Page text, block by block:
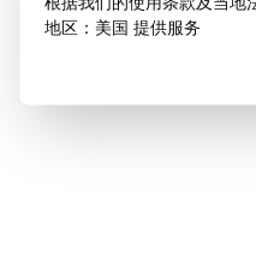
地区：美国 提供服务